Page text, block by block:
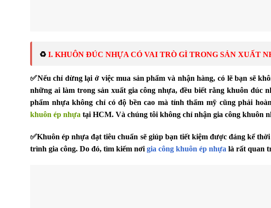
♻️ I. KHUÔN ĐÚC NHỰA CÓ VAI TRÒ GÌ TRONG SẢN XUẤT
✅Nếu chỉ dừng lại ở việc mua sản phẩm và nhận hàng, có lẽ bạn sẽ
những ai làm trong sản xuất gia công nhựa, đều biết rằng khuôn đúc
phẩm nhựa không chỉ có độ bền cao mà tính thẩm mỹ cũng phải
khuôn ép nhựa tại HCM. Và chúng tôi không chỉ nhận gia công khuôn
✅Khuôn ép nhựa đạt tiêu chuẩn sẽ giúp bạn tiết kiệm được đáng kể
trình gia công. Do đó, tìm kiếm nơi gia công khuôn ép nhựa là rất quan